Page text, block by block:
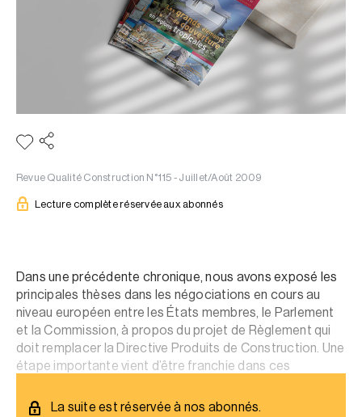
Revue Qualité Construction N°115 - Juillet/Août 2009
Lecture complète réservée aux abonnés
Dans une précédente chronique, nous avons exposé les
principales thèses dans les négociations en cours au
niveau européen entre les États membres, le Parlement
et la Commission, à propos du projet de Règlement qui
doit remplacer la Directive Produits de Construction. Une
étape importante vient d’être franchie dans ces
La suite est réservée à nos abonnés.